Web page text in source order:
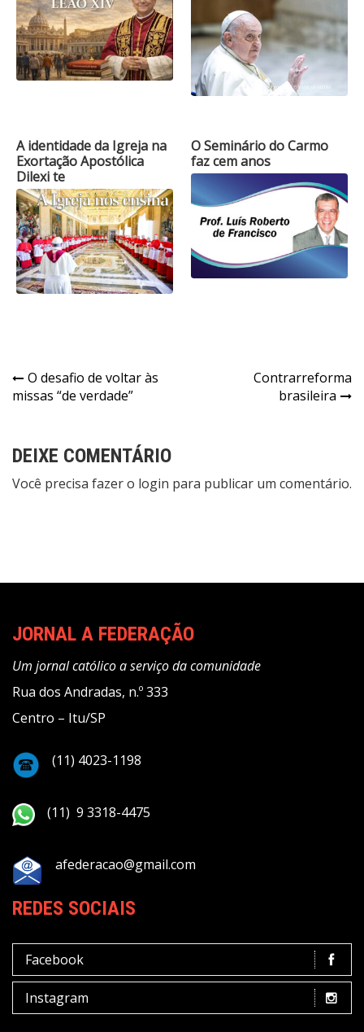
A identidade da Igreja na
Exortação Apostólica
Dilexi te
O Seminário do Carmo
faz cem anos
Navegação
de
O desafio de voltar às
missas “de verdade”
Contrarreforma
brasileira
DEIXE COMENTÁRIO
Você precisa fazer o login para publicar um comentário.
JORNAL A FEDERAÇÃO
Um jornal católico a serviço da comunidade
Rua dos Andradas, n.º 333
Centro – Itu/SP
(11) 4023-1198
(11) 9 3318-4475
afederacao@gmail.com
REDES SOCIAIS
Facebook
Instagram